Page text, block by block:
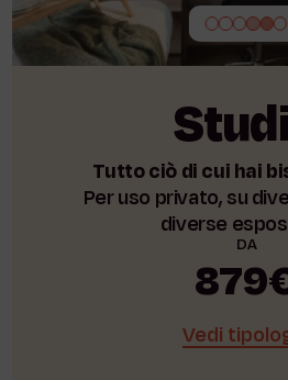
Tutto ciò di cui hai
Per uso privato, su
diverse
DA
Vedi